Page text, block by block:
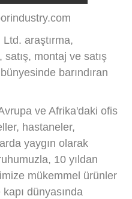
araştırma,
montaj ve satış
barındıran
ve Afrika'daki ofis
hastaneler,
yaygın olarak
10 yıldan
mükemmel ürünler
dünyasında